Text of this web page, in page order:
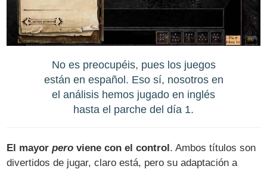
No es preocupéis, pues los juegos
están en español. Eso sí, nosotros en
el análisis hemos jugado en inglés
hasta el parche del día 1.
El mayorpero viene con el control. Ambos títulos son
divertidos de jugar, claro está, pero su adaptación a